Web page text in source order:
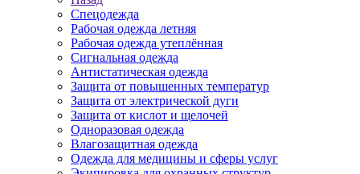
Спецодежда
Рабочая одежда летняя
Рабочая одежда утеплённая
Сигнальная одежда
Антистатическая одежда
Защита от повышенных температур
Защита от электрической дуги
Защита от кислот и щелочей
Одноразовая одежда
Влагозащитная одежда
Одежда для медицины и сферы услуг